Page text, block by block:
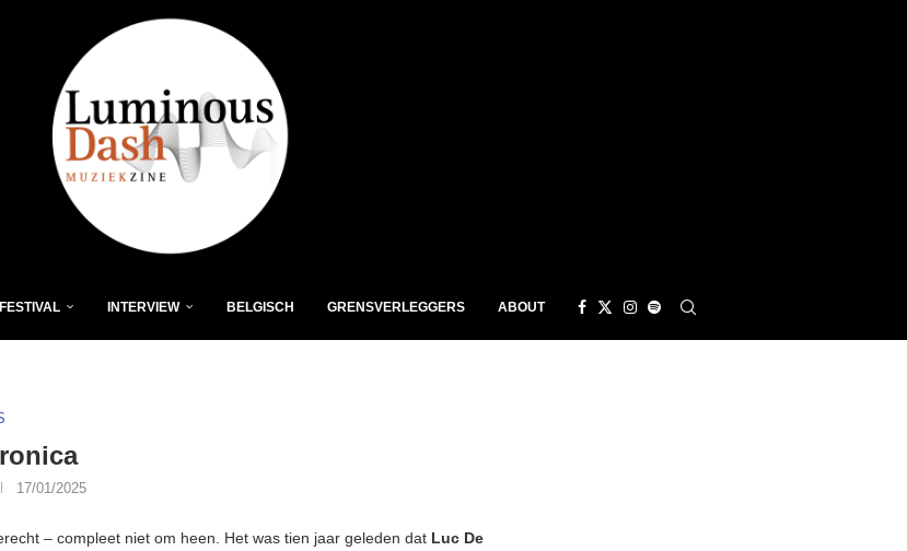
FESTIVAL INTERVIEW BELGISCH GRENSVERLEGGERS ABOUT
17/01/2025
– compleet niet om heen. Het was tien jaar geleden dat Luc De